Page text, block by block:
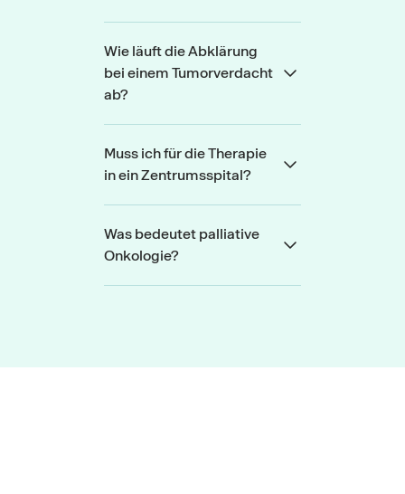
Wie läuft die Abklärung
bei einem Tumorverdacht
ab?
Muss ich für die Therapie
in ein Zentrumsspital?
Was bedeutet palliative
Onkologie?